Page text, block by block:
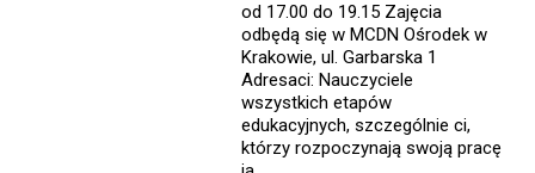
od 17.00 do 19.15 Zajęcia
odbędą się w MCDN Ośrodek w
Krakowie, ul. Garbarska 1
Adresaci: Nauczyciele
wszystkich etapów
edukacyjnych, szczególnie ci,
którzy rozpoczynają swoją pracę